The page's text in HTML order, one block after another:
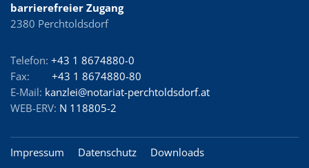
barrierefreier Zugang
2380 Perchtoldsdorf
Telefon: +43 1 8674880-0
Fax: +43 1 8674880-80
E-Mail: kanzlei@notariat-perchtoldsdorf.at
WEB-ERV: N 118805-2
Impressum Datenschutz Downloads